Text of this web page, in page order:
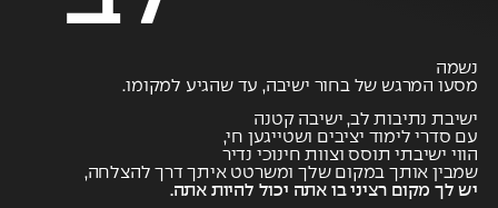
נשמה
מסעו המרגש של בחור ישיבה, עד שהגיע למקומו.
ישיבת נתיבות לב, ישיבה קטנה
עם סדרי לימוד יציבים ושטייגען חי,
הווי ישיבתי תוסס וצוות חינוכי נדיר
שמבין אותך במקום שלך ומשרטט איתך דרך להצלחה,
יש לך מקום רציני בו אתה יכול להיות אתה.